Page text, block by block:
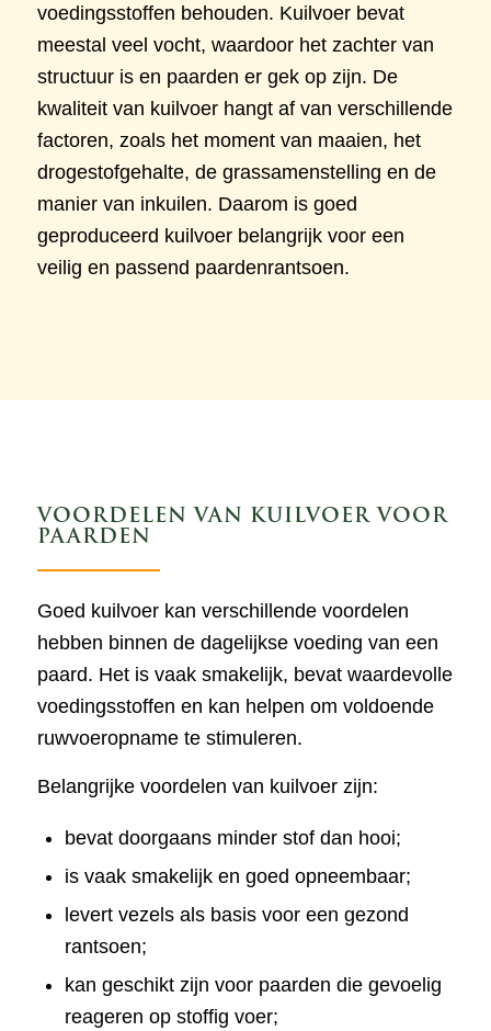
voedingsstoffen behouden. Kuilvoer bevat
meestal veel vocht, waardoor het zachter van
structuur is en paarden er gek op zijn. De
kwaliteit van kuilvoer hangt af van verschillende
factoren, zoals het moment van maaien, het
drogestofgehalte, de grassamenstelling en de
manier van inkuilen. Daarom is goed
geproduceerd kuilvoer belangrijk voor een
veilig en passend paardenrantsoen.
VOORDELEN VAN KUILVOER VOOR
PAARDEN
Goed kuilvoer kan verschillende voordelen
hebben binnen de dagelijkse voeding van een
paard. Het is vaak smakelijk, bevat waardevolle
voedingsstoffen en kan helpen om voldoende
ruwvoeropname te stimuleren.
Belangrijke voordelen van kuilvoer zijn:
bevat doorgaans minder stof dan hooi;
is vaak smakelijk en goed opneembaar;
levert vezels als basis voor een gezond
rantsoen;
kan geschikt zijn voor paarden die gevoelig
reageren op stoffig voer;